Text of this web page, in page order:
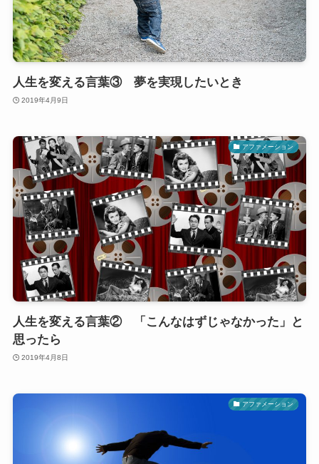
人生を変える言葉③ 夢を実現したいとき
2019年4月9日
アファメーション
人生を変える言葉② 「こんなはずじゃなかった」と
思ったら
2019年4月8日
アファメーション